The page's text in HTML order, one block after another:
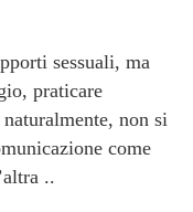
sessuali, ma
praticare
non si
come
..